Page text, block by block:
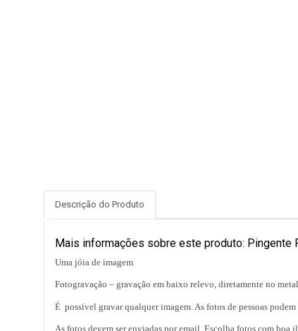
Descrição do Produto
Mais informações sobre este produto: Pingente
Uma jóia de imagem
Fotogravação – gravação em baixo relevo, diretamente no metal
É possível gravar qualquer imagem. As fotos de pessoas
As fotos devem ser enviadas por email. Escolha fotos com boa